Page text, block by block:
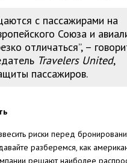
с пассажирами на
Союза и
отличаться”, –
Travelers United,
пассажиров.
риски перед
разберемся, как
решают наиболее